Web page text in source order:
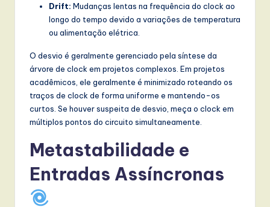
Drift: Mudanças lentas na frequência do clock ao
longo do tempo devido a variações de temperatura
ou alimentação elétrica.
O desvio é geralmente gerenciado pela síntese da
árvore de clock em projetos complexos. Em projetos
acadêmicos, ele geralmente é minimizado roteando os
traços de clock de forma uniforme e mantendo-os
curtos. Se houver suspeita de desvio, meça o clock em
múltiplos pontos do circuito simultaneamente.
Metastabilidade e
Entradas Assíncronas